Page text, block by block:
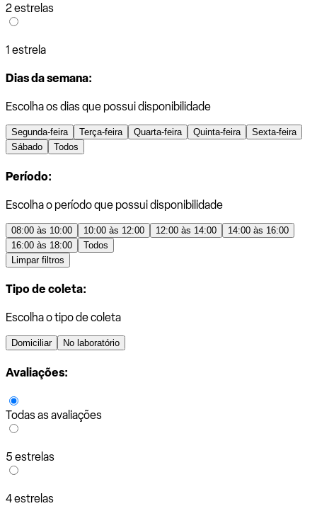
2 estrelas
1 estrela
Dias da semana:
Escolha os dias que possui disponibilidade
Segunda-feira Terça-feira Quarta-feira Quinta-feira
Sexta-feira
Sábado
Todos
Período:
Escolha o período que possui disponibilidade
08:00 às 10:00 10:00 às 12:00 12:00 às 14:00
14:00 às 16:00
16:00 às 18:00
Todos
Limpar filtros
Tipo de coleta:
Escolha o tipo de coleta
Domiciliar No laboratório
Avaliações:
Todas as avaliações
5 estrelas
4 estrelas